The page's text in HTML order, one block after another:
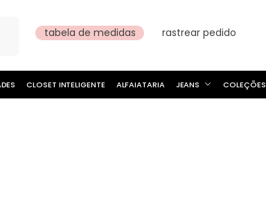
tabela de medidas rastrear pedido
CLOSET INTELIGENTE ALFAIATARIA JEANS COLEÇÕES